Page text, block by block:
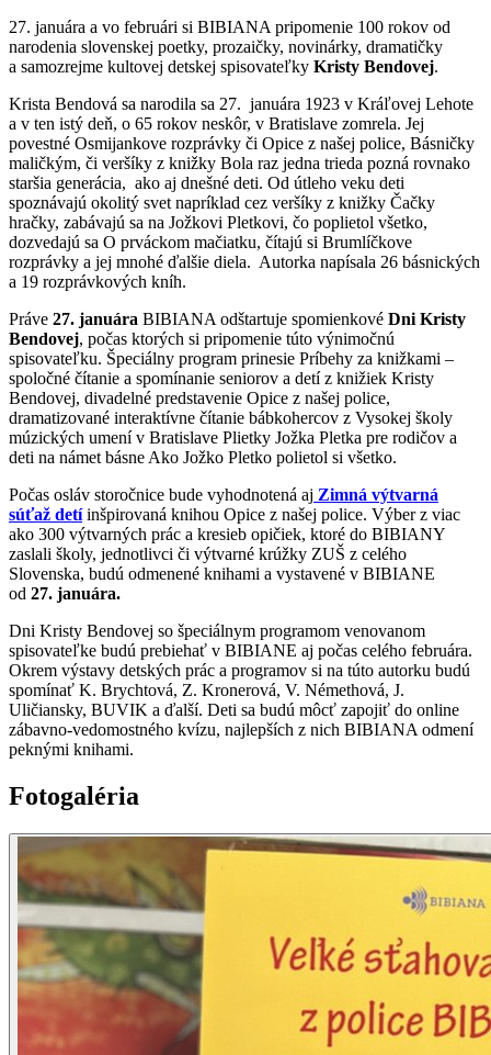
27. januára a vo februári si BIBIANA pripomenie 100 rokov od
narodenia slovenskej poetky, prozaičky, novinárky, dramatičky
a samozrejme kultovej detskej spisovateľky Kristy Bendovej.
Krista Bendová sa narodila sa 27. januára 1923 v Kráľovej Lehote
a v ten istý deň, o 65 rokov neskôr, v Bratislave zomrela. Jej
povestné Osmijankove rozprávky či Opice z našej police, Básničky
maličkým, či veršíky z knižky Bola raz jedna trieda pozná rovnako
staršia generácia, ako aj dnešné deti. Od útleho veku deti
spoznávajú okolitý svet napríklad cez veršíky z knižky Čačky
hračky, zabávajú sa na Jožkovi Pletkovi, čo poplietol všetko,
dozvedajú sa O prváckom mačiatku, čítajú si Brumlíčkove
rozprávky a jej mnohé ďalšie diela. Autorka napísala 26 básnických
a 19 rozprávkových kníh.
Práve 27. januára BIBIANA odštartuje spomienkové Dni Kristy
Bendovej, počas ktorých si pripomenie túto výnimočnú
spisovateľku. Špeciálny program prinesie Príbehy za knižkami –
spoločné čítanie a spomínanie seniorov a detí z knižiek Kristy
Bendovej, divadelné predstavenie Opice z našej police,
dramatizované interaktívne čítanie bábkohercov z Vysokej školy
múzických umení v Bratislave Plietky Jožka Pletka pre rodičov a
deti na námet básne Ako Jožko Pletko polietol si všetko.
Počas osláv storočnice bude vyhodnotená aj Zimná výtvarná
súťaž detíinšpirovaná knihou Opice z našej police. Výber z viac
ako 300 výtvarných prác a kresieb opičiek, ktoré do BIBIANY
zaslali školy, jednotlivci či výtvarné krúžky ZUŠ z celého
Slovenska, budú odmenené knihami a vystavené v BIBIANE
od 27. januára.
Dni Kristy Bendovej so špeciálnym programom venovanom
spisovateľke budú prebiehať v BIBIANE aj počas celého februára.
Okrem výstavy detských prác a programov si na túto autorku budú
spomínať K. Brychtová, Z. Kronerová, V. Némethová, J.
Uličiansky, BUVIK a ďalší. Deti sa budú môcť zapojiť do online
zábavno-vedomostného kvízu, najlepších z nich BIBIANA odmení
peknými knihami.
Fotogaléria